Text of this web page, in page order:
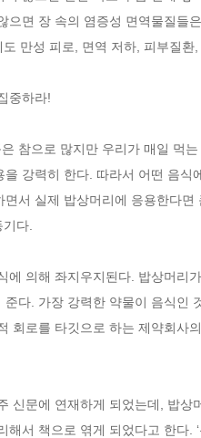
으면 장 속의 염증성 면역물질들
만성 피로, 면역 저하, 피부질
중하라!
참으로 많지만 우리가 매일 먹
강력히 한다. 따라서 어떤 음
서 실제 밥상머리에 응용한다
다.
에 의해 좌지우지된다. 밥상머리
다. 가장 강력한 약물이 음식인
회로를 타깃으로 하는 제약회사
신문에 연재하게 되었는데, 밥
해서 책으로 엮게 되었다고 한다.